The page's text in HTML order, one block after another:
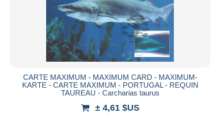
CARTE MAXIMUM - MAXIMUM CARD - MAXIMUM-
KARTE - CARTE MAXIMUM - PORTUGAL - REQUIN
TAUREAU - Carcharias taurus
± 4,61 $US